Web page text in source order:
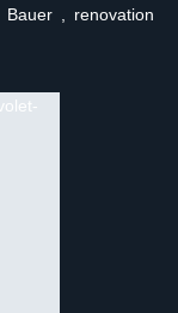
Bauer , renovation